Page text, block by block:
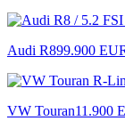
Audi R899.900
VW Touran11.900